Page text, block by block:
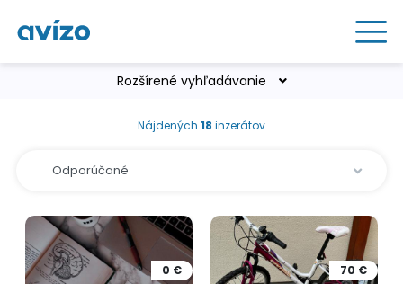
Rozšírené vyhľadávanie
Nájdených 18 inzerátov
0 € 70 €